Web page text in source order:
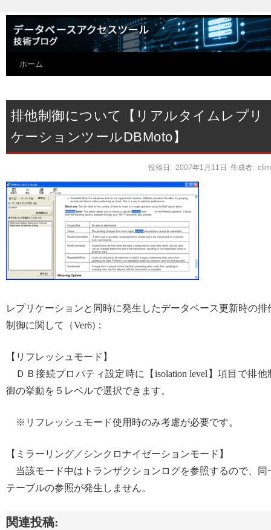
ホーム
排他制御について【リアルタイムレプリ
ケーションツールDBMoto】
投稿日: 2007年1月11日 作成者:
レプリケーションと同時に発生したデータベース更新時の排
制御に関して（Ver6)：
【リフレッシュモード】
ＤＢ接続プロパティ設定時に【isolation level】項目で排他
御の挙動を５レベルで選択できます。
※リフレッシュモード使用時のみ考慮が必要です。
【ミラーリング／シンクロナイゼーションモード】
当該モード中はトランザクションログを参照するので、同
テーブルの参照が発生しません。
関連投稿: